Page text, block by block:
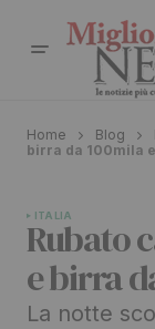
Home Blog
birra da 100mila
ITALIA
Rubato
e birra
La notte